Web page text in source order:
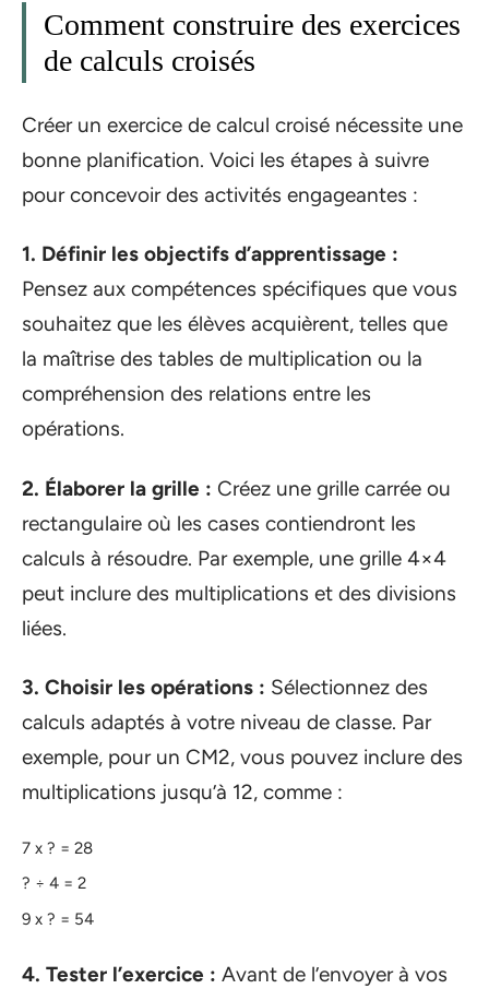
Comment construire des exercices
de calculs croisés
Créer un exercice de calcul croisé nécessite une
bonne planification. Voici les étapes à suivre
pour concevoir des activités engageantes :
1. Définir les objectifs d’apprentissage :
Pensez aux compétences spécifiques que vous
souhaitez que les élèves acquièrent, telles que
la maîtrise des tables de multiplication ou la
compréhension des relations entre les
opérations.
2. Élaborer la grille : Créez une grille carrée ou
rectangulaire où les cases contiendront les
calculs à résoudre. Par exemple, une grille 4×4
peut inclure des multiplications et des divisions
liées.
3. Choisir les opérations : Sélectionnez des
calculs adaptés à votre niveau de classe. Par
exemple, pour un CM2, vous pouvez inclure des
multiplications jusqu’à 12, comme :
7 x ? = 28
? ÷ 4 = 2
9 x ? = 54
4. Tester l’exercice : Avant de l’envoyer à vos